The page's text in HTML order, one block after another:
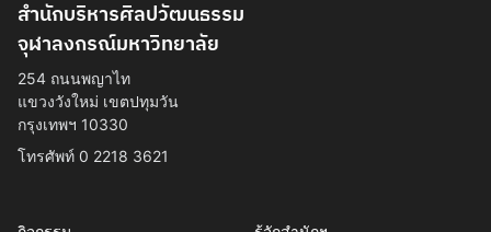
สำนักบริหารศิลปวัฒนธรรม
จุฬาลงกรณ์มหาวิทยาลัย
254 ถนนพญาไท
แขวงวังใหม่ เขตปทุมวัน
กรุงเทพฯ 10330
โทรศัพท์ 0 2218 3621